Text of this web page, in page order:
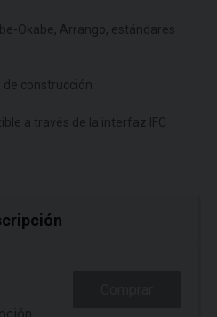
Okabe, Arrango, estándares
construcción
a través de la interfaz IFC